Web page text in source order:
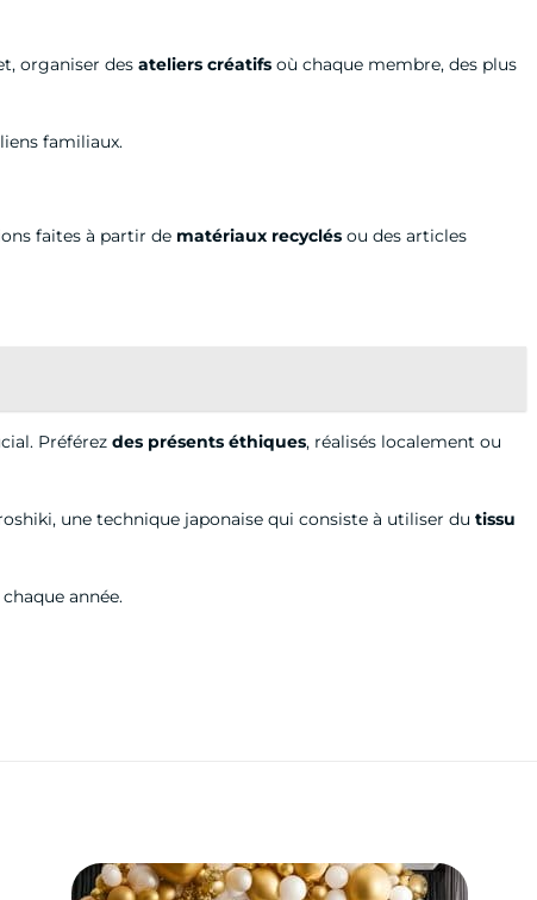
organiser desateliers créatifs où chaque membre, des plus
familiaux.
faites à partir de matériaux recyclésou des articles
Préférezdes présents éthiques, réalisés localement ou
une technique japonaise qui consiste à utiliser dutissu
année.